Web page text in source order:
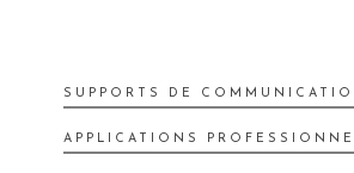
SUPPORTS DE
APPLICATIONS